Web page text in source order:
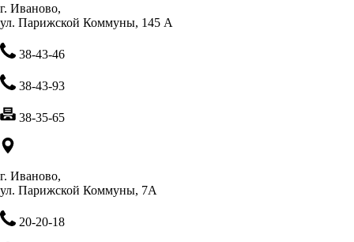
г. Иваново,
ул. Парижской Коммуны, 145 А
38-43-46
38-43-93
38-35-65
г. Иваново,
ул. Парижской Коммуны, 7А
20-20-18